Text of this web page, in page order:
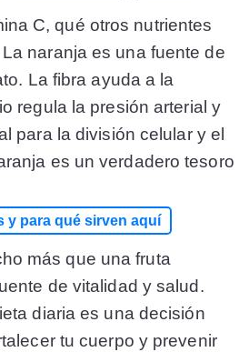
C, qué otros nutrientes
naranja es una fuente de
La fibra ayuda a la
regula la presión arterial y
para la división celular y el
es un verdadero tesoro
y para qué sirven aquí
más que una fruta
de vitalidad y salud.
diaria es una decisión
tu cuerpo y prevenir